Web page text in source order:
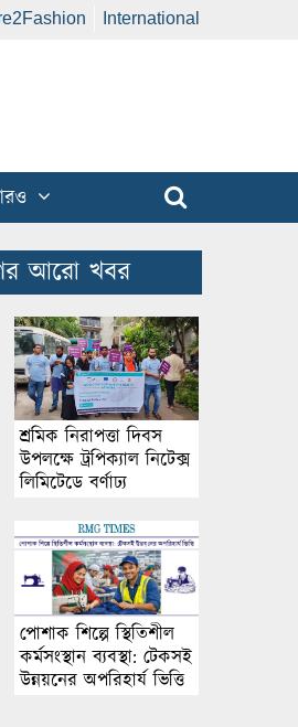
International
আরো খবর
শ্রমিক নিরাপত্তা দিবস
উপলক্ষে ট্রপিক্যাল নিটেক্স
লিমিটেডে বর্ণাঢ্য
পোশাক শিল্পে স্থিতিশীল
কর্মসংস্থান ব্যবস্থা: টেকসই
উন্নয়নের অপরিহার্য ভিত্তি